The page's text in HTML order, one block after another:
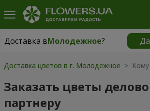
Доставка вМолодежное? Да
Доставка вМолодежное|
Доставка цветов в г. Молодежное >
Заказать цветы
партнеру